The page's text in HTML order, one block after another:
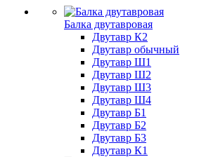
Балка двутавровая
Двутавр К2
Двутавр обычный
Двутавр Ш1
Двутавр Ш2
Двутавр Ш3
Двутавр Ш4
Двутавр Б1
Двутавр Б2
Двутавр Б3
Двутавр К1